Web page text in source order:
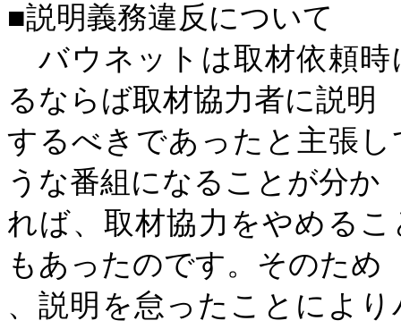
■説明義務違反について
バウネットは取材依頼時
るならば取材協力者に説明
するべきであったと主張
うな番組になることが分か
れば、取材協力をやめる
もあったのです。そのため
、説明を怠ったことによ